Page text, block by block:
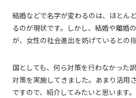
結婚などで名字が変わるのは、ほとん
るのが現状です。しかし、結婚や離婚
が、女性の社会進出を妨げているとの
国としても、何ら対策を行わなかった
対策を実施してきました。あまり活用
ですので、紹介してみたいと思います。